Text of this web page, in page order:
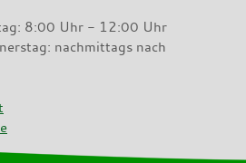
8:00 Uhr - 12:00 Uhr
nachmittags nach